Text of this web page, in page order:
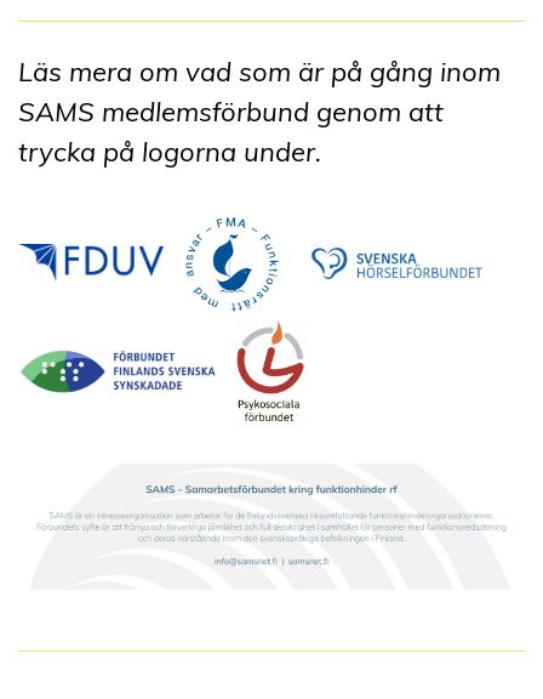
Läs mera om vad som är på gång inom
SAMS medlemsförbund genom att
trycka på logorna under.